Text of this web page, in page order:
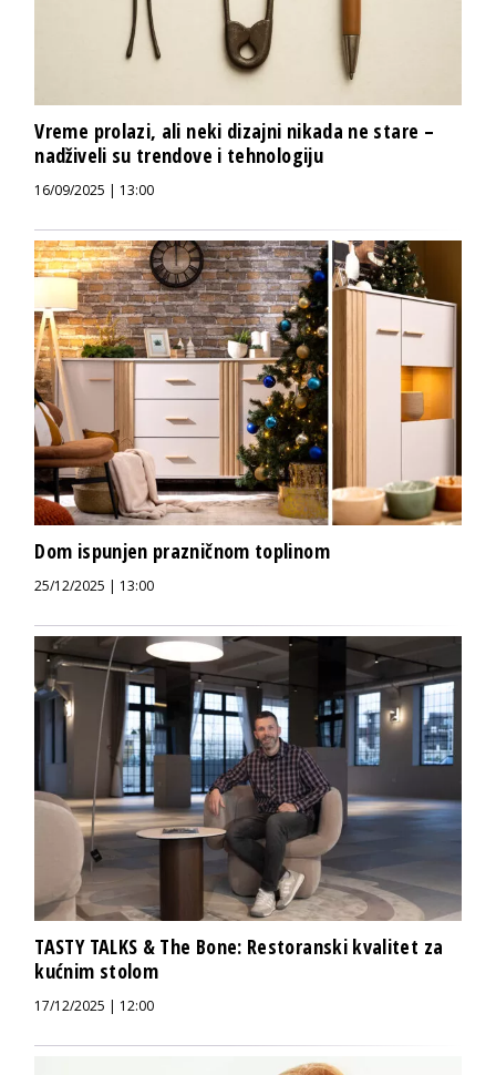
Vreme prolazi, ali neki dizajni nikada ne stare –
nadživeli su trendove i tehnologiju
16/09/2025 | 13:00
Dom ispunjen prazničnom toplinom
25/12/2025 | 13:00
TASTY TALKS & The Bone: Restoranski kvalitet za
kućnim stolom
17/12/2025 | 12:00